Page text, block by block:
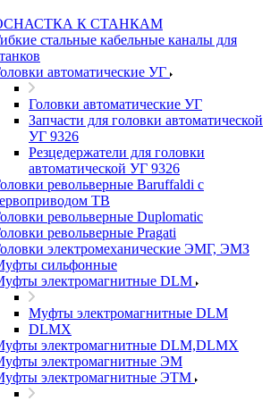
К СТАНКАМ
стальные кабельные каналы для
автоматические УГ
Головки автоматические УГ
Запчасти для головки автоматической
УГ 9326
Резцедержатели для головки
автоматической УГ 9326
револьверные Baruffaldi с
ТВ
револьверные Duplomatic
револьверные Pragati
электромеханические ЭМГ, ЭМЗ
сильфонные
электромагнитные DLM
Муфты электромагнитные DLM
DLMX
электромагнитные DLM,DLMX
электромагнитные ЭМ
электромагнитные ЭТМ